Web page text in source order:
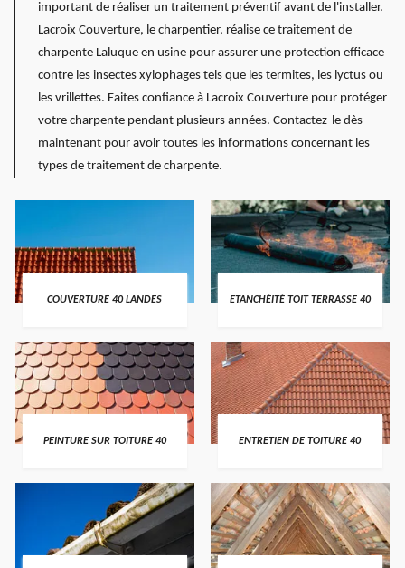
important de réaliser un traitement préventif avant de l'installer.
Lacroix Couverture, le charpentier, réalise ce traitement de
charpente Laluque en usine pour assurer une protection efficace
contre les insectes xylophages tels que les termites, les lyctus ou
les vrillettes. Faites confiance à Lacroix Couverture pour protéger
votre charpente pendant plusieurs années. Contactez-le dès
maintenant pour avoir toutes les informations concernant les
types de traitement de charpente.
COUVERTURE 40 LANDES ETANCHÉITÉ TOIT TERRASSE 40
PEINTURE SUR TOITURE 40 ENTRETIEN DE TOITURE 40